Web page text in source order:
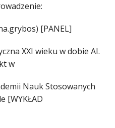
[PANEL]
XXI wieku w dobie AI.
w
Nauk Stosowanych
[WYKŁAD